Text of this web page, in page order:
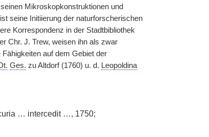
Mikroskopkonstruktionen und
seine Initiierung der naturforscherischen
Korrespondenz in der Stadtbibliothek
Chr. J. Trew, weisen ihn als zwar
auf dem Gebiet der
Ges. zu Altdorf (1760) u. d. Leopoldina
… intercedit …, 1750;